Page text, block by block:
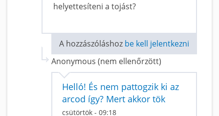
helyettesíteni a tojást?
A hozzászóláshoz be kell jelentkezni
Anonymous (nem ellenőrzött)
Helló! És nem pattogzik ki az
arcod így? Mert akkor tök
csütörtök - 09:18